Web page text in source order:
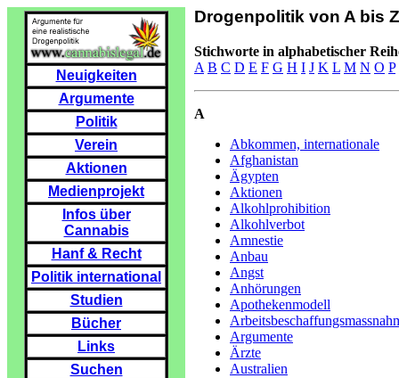
Neuigkeiten
Argumente
Politik
Verein
Aktionen
Medienprojekt
Infos über
Cannabis
Hanf & Recht
Politik international
Studien
Bücher
Links
Suchen
Drogenpolitik von A bis Z
Stichworte in alphabetischer
A B C D E F G H I J K L M N O P
A
Abkommen, internationale
Afghanistan
Ägypten
Aktionen
Alkohlprohibition
Alkohlverbot
Amnestie
Anbau
Angst
Anhörungen
Apothekenmodell
Argumente
Ärzte
Australien